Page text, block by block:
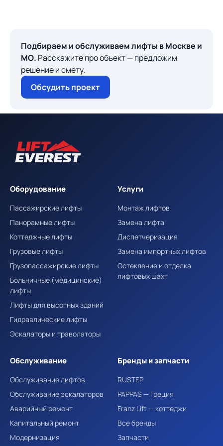
Подбираем и обслуживаем лифты в Москве и
МО. Расскажите про объект — предложим
решение и смету.
Обсудить проект
Оборудование
Пассажирские лифты
Панорамные лифты
Коттеджные лифты
Грузовые лифты
Грузопассажирские лифты
Больничные (медицинские)
лифты
Лифты для высотных зданий
Гидравлические лифты
Эскалаторы и траволаторы
Услуги
Монтаж лифтов
Замена лифта
Диспетчеризация
Замена импортных лифтов
Остекление и отделка
лифтовых шахт
Обслуживание
Обслуживание лифтов
Обслуживание эскалаторов
Аварийный ремонт
Капитальный ремонт
Модернизация
Бренды и запчасти
RUSTEP
PAPPAS — Греция
Franz Lift — коттеджи
Все бренды
Запчасти